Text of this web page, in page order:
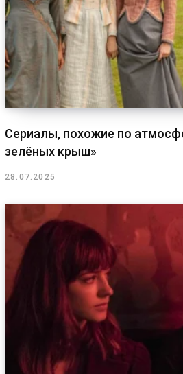
Сериалы, похожие по
зелёных крыш»
28.07.2025